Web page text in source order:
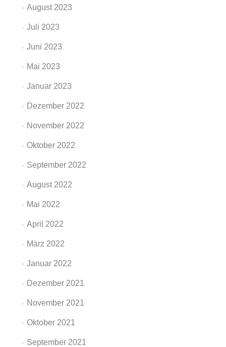
August 2023
Juli 2023
Juni 2023
Mai 2023
Januar 2023
Dezember 2022
November 2022
Oktober 2022
September 2022
August 2022
Mai 2022
April 2022
März 2022
Januar 2022
Dezember 2021
November 2021
Oktober 2021
September 2021